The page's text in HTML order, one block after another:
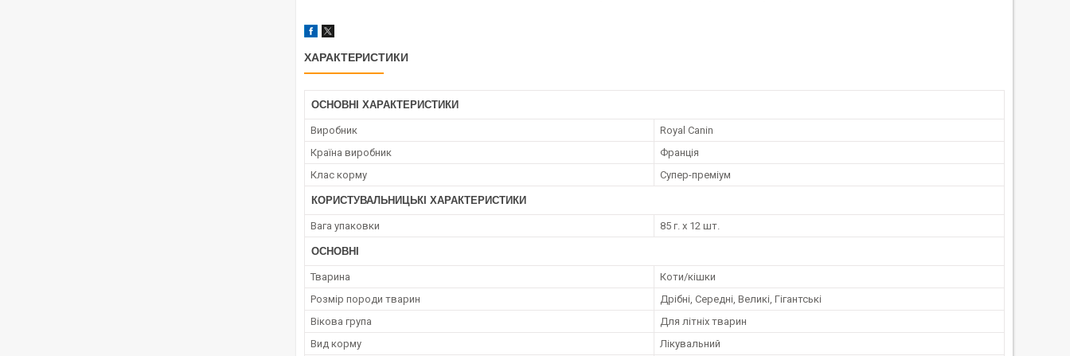
ХАРАКТЕРИСТИКИ
ОСНОВНІ ХАРАКТЕРИСТИКИ
Виробник
Royal Canin
Країна виробник
Франція
Клас корму
Супер-преміум
КОРИСТУВАЛЬНИЦЬКІ ХАРАКТЕРИСТИКИ
Вага упаковки 85 г. х 12 шт.
ОСНОВНІ
Тварина
Коти/кішки
Розмір породи тварин
Дрібні, Середні, Великі, Гігантські
Вікова група
Для літніх тварин
Вид корму
Лікувальний